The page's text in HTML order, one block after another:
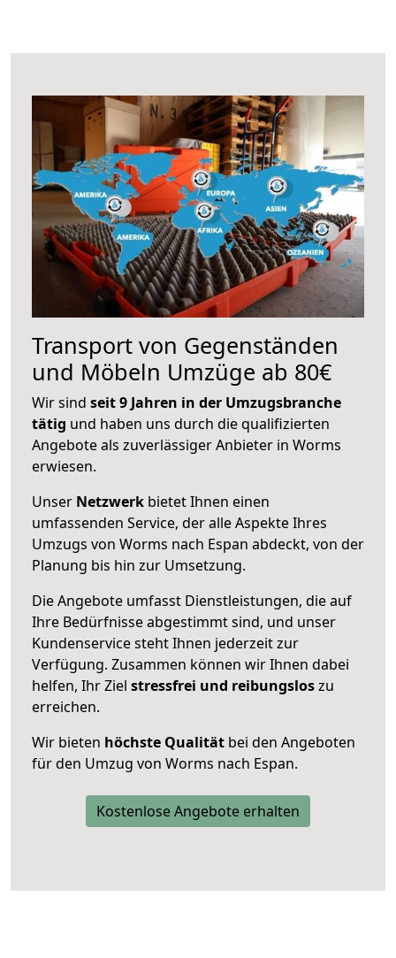
Transport von Gegenständen
und Möbeln Umzüge ab 80€
Wir sind seit 9 Jahren in der Umzugsbranche
tätig und haben uns durch die qualifizierten
Angebote als zuverlässiger Anbieter in Worms
erwiesen.
Unser Netzwerk bietet Ihnen einen
umfassenden Service, der alle Aspekte Ihres
Umzugs von Worms nach Espan abdeckt, von der
Planung bis hin zur Umsetzung.
Die Angebote umfasst Dienstleistungen, die auf
Ihre Bedürfnisse abgestimmt sind, und unser
Kundenservice steht Ihnen jederzeit zur
Verfügung. Zusammen können wir Ihnen dabei
helfen, Ihr Ziel stressfrei und reibungsloszu
erreichen.
Wir bieten höchste Qualität bei den Angeboten
für den Umzug von Worms nach Espan.
Kostenlose Angebote erhalten